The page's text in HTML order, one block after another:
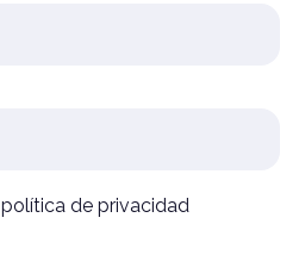
política de privacidad